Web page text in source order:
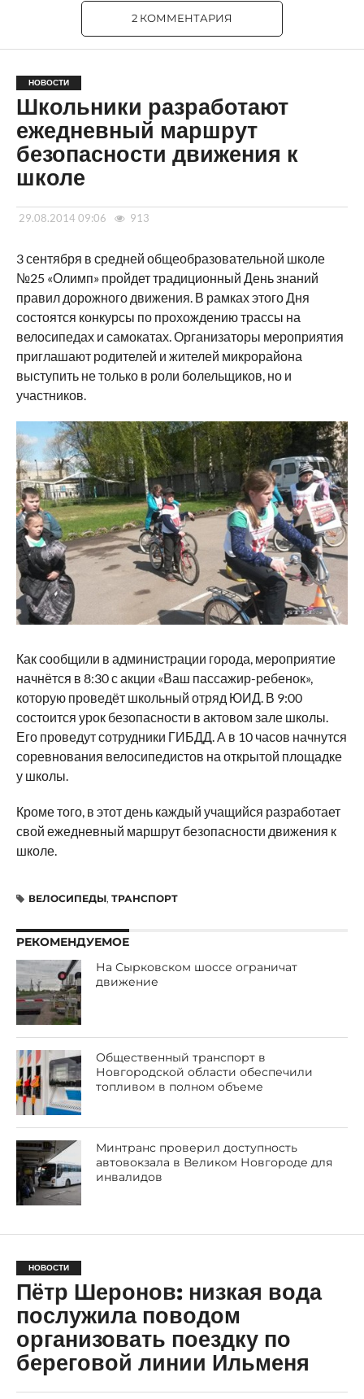
2 КОММЕНТАРИЯ
НОВОСТИ
Школьники разработают
ежедневный маршрут
безопасности движения к
школе
29.08.2014 09:06 913
3 сентября в средней общеобразовательной школе
№25 «Олимп» пройдет традиционный День знаний
правил дорожного движения. В рамках этого Дня
состоятся конкурсы по прохождению трассы на
велосипедах и самокатах. Организаторы мероприятия
приглашают родителей и жителей микрорайона
выступить не только в роли болельщиков, но и
участников.
Как сообщили в администрации города, мероприятие
начнётся в 8:30 с акции «Ваш пассажир-ребенок»,
которую проведёт школьный отряд ЮИД. В 9:00
состоится урок безопасности в актовом зале школы.
Его проведут сотрудники ГИБДД. А в 10 часов начнутся
соревнования велосипедистов на открытой площадке
у школы.
Кроме того, в этот день каждый учащийся разработает
свой ежедневный маршрут безопасности движения к
школе.
ВЕЛОСИПЕДЫ, ТРАНСПОРТ
РЕКОМЕНДУЕМОЕ
На Сырковском шоссе ограничат
движение
Общественный транспорт в
Новгородской области обеспечили
топливом в полном объеме
Минтранс проверил доступность
автовокзала в Великом Новгороде для
инвалидов
НОВОСТИ
Пётр Шеронов: низкая вода
послужила поводом
организовать поездку по
береговой линии Ильменя